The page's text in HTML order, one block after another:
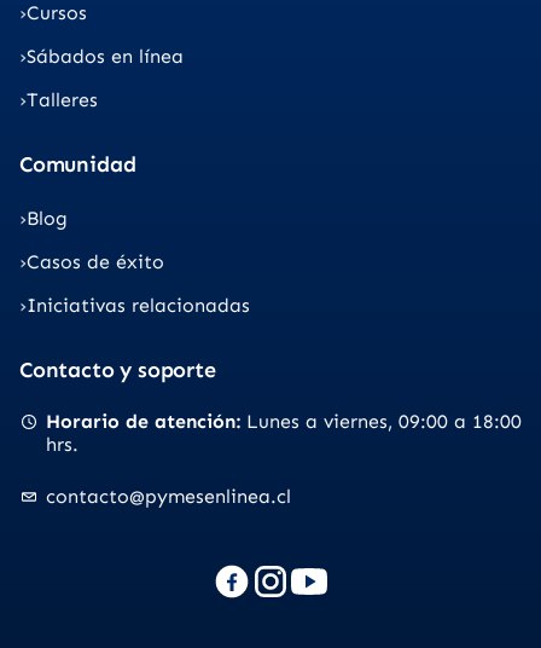
Cursos
Sábados en línea
Talleres
Comunidad
Blog
Casos de éxito
Iniciativas relacionadas
Contacto y soporte
Horario de atención Lunes a viernes 09:00 a 18:00
hrs.
contacto@pymesenlinea.cl